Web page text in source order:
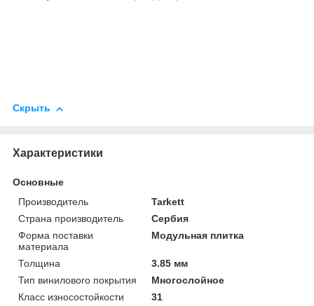
Скрыть
Характеристики
Основные
Производитель
Tarkett
Страна производитель
Сербия
Форма поставки
материала
Модульная плитка
Толщина
3.85 мм
Тип винилового покрытия
Многослойное
Класс износостойкости
31